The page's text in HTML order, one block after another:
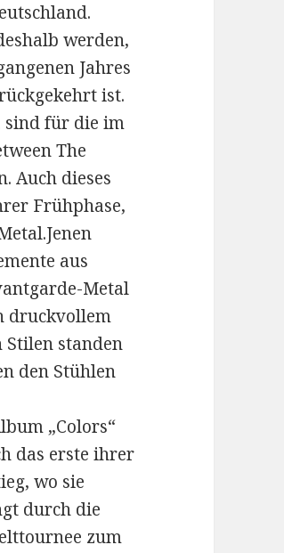
werden,
Jahres
ist.
sind für die im
The
Auch dieses
Frühphase,
aus
Metal
druckvollem
Stilen standen
den Stühlen
„Colors“
das erste ihrer
wo sie
durch die
zum